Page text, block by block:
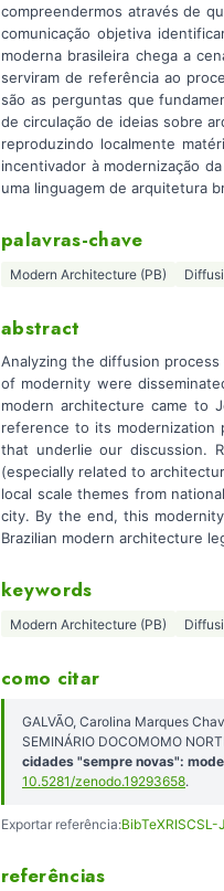
compreendermos através de
comunicação objetiva
moderna brasileira chega a
serviram de referência ao
são as perguntas que
de circulação de ideias sobre
reproduzindo localmente
incentivador à modernização
uma linguagem de arquitetura
palavras-chave
Modern Architecture (PB)
abstract
Analyzing the diffusion
of modernity were
modern architecture came to
reference to its modernization
that underlie our discussion.
(especially related to
local scale themes from
city. By the end, this
Brazilian modern architecture
keywords
Modern Architecture (PB)
como citar
GALVÃO, Carolina Marques
SEMINÁRIO DOCOMOMO
cidades "sempre novas":
10.5281/zenodo.19293658.
Exportar referência:BibTeXRISCSL-
referências